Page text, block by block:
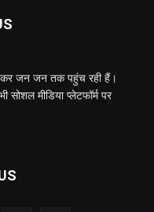
जन जन तक पहुंच रही हैं।
मीडिया प्लेटफॉर्म पर